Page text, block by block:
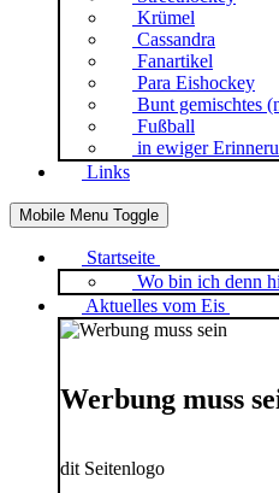
Krümel
Cassandra
Fanartikel
Para Eishockey
Bunt gemischtes
Fußball
in ewiger
Links
Mobile Menu Toggle
Startseite
Wo bin ich denn
Aktuelles vom Eis
Werbung muss
dit Seitenlogo